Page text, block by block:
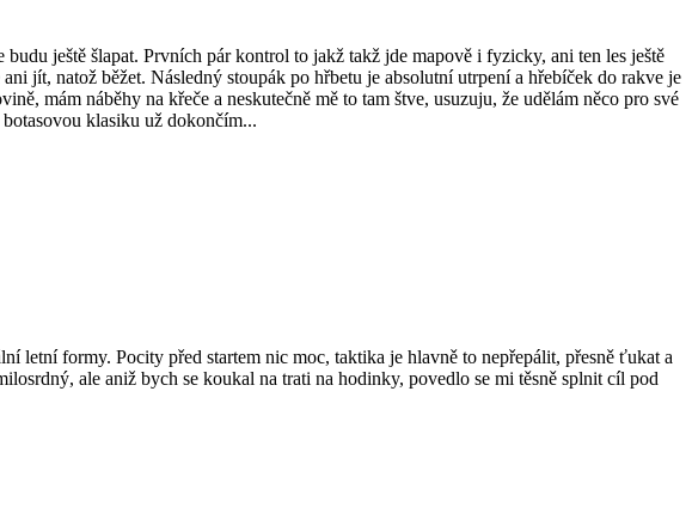
ještě šlapat. Prvních pár kontrol to jakž takž jde mapově i fyzicky, ani ten les ještě
jít, natož běžet. Následný stoupák po hřbetu je absolutní utrpení a hřebíček do rakve je
mám náběhy na křeče a neskutečně mě to tam štve, usuzuju, že udělám něco pro své
klasiku už dokončím...
letní formy. Pocity před startem nic moc, taktika je hlavně to nepřepálit, přesně ťukat a
ale aniž bych se koukal na trati na hodinky, povedlo se mi těsně splnit cíl pod